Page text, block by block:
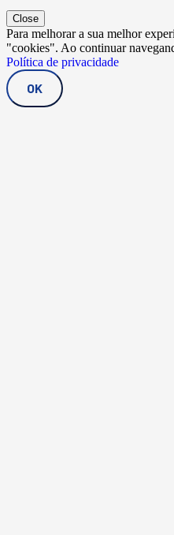
Close
Para melhorar a sua melhor
"cookies". Ao continuar
Política de privacidade
OK